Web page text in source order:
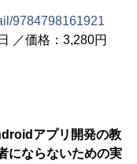
9784798161921
／価格：3,280円
アプリ開発の教
にならないための実